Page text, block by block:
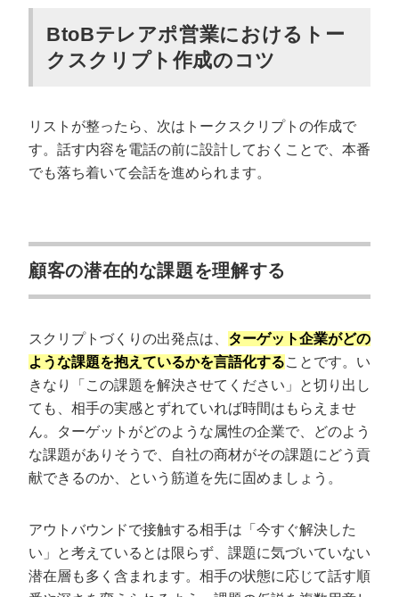
BtoBテレアポ営業におけるトー
クスクリプト作成のコツ
リストが整ったら、次はトークスクリプトの作成で
す。話す内容を電話の前に設計しておくことで、本番
でも落ち着いて会話を進められます。
顧客の潜在的な課題を理解する
スクリプトづくりの出発点は、 ターゲット企業がどの
ような課題を抱えているかを言語化することです。い
きなり「この課題を解決させてください」と切り出し
ても、相手の実感とずれていれば時間はもらえませ
ん。ターゲットがどのような属性の企業で、どのよう
な課題がありそうで、自社の商材がその課題にどう貢
献できるのか、という筋道を先に固めましょう。
アウトバウンドで接触する相手は「今すぐ解決した
い」と考えているとは限らず、課題に気づいていない
潜在層も多く含まれます。相手の状態に応じて話す順